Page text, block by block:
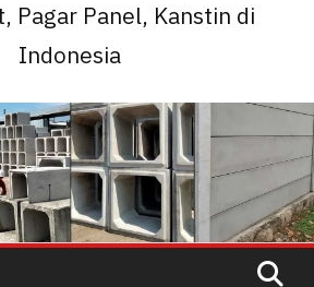
Pagar Panel, Kanstin di
Indonesia